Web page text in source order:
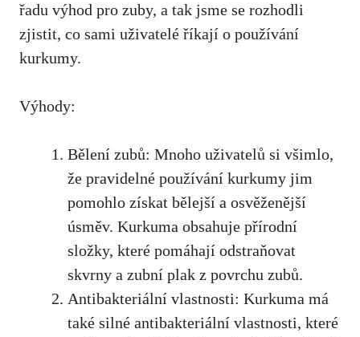
řadu výhod pro zuby, a tak jsme se rozhodli
zjistit, co‌ sami‍ uživatelé říkají o ⁢používání
kurkumy.
Výhody:
Bělení zubů: ⁢Mnoho uživatelů si všimlo,
‍že ‌pravidelné používání kurkumy jim
pomohlo získat bělejší a osvěženější
úsměv.⁢ Kurkuma obsahuje přírodní
složky, které pomáhají odstraňovat
skvrny a zubní plak z povrchu zubů.
Antibakteriální vlastnosti: Kurkuma má
také silné antibakteriální vlastnosti, které